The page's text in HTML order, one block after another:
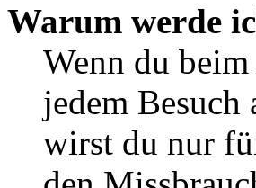
Warum werde
Wenn du
jedem Besuch
wirst du nur